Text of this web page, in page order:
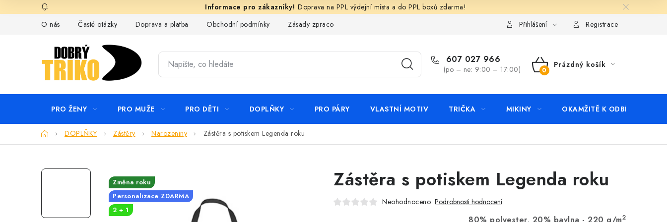
na
Doprava na PPL výdejní místa a do PPL boxů zdarma!
O nás
Časté otázky Doprava a platba Obchodní podmínky Zásady zpracování ochrany osobních údajů KontaktyPřihlášení Registrace
607 027 966
(po – ne: 9:00 – 17:00)
NÁKUPNÍ
Prázdný košík
PRO ŽENY PRO MUŽE PRO DĚTI DOPLŇKY PRO PÁRY VLASTNÍ MOTIV TRIČKA MIKINY OKAMŽITĚ K ODBĚRU
DomůDOPLŇKY Zástěry Narozeniny Zástěra s potiskem Legenda roku
Zástěra s potiskem Legenda roku
Neohodnoceno Podrobnosti hodnocení
2
Změna roku
Personalizace ZDARMA
2 + 1